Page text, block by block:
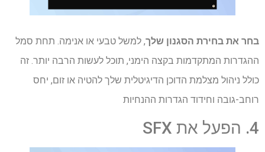
בחר את בחירת הסגנון שלך, למשל טבעי או אנימה. תחת סמל
ההגדרות המתקדמות בקצה הימני, תוכל לעשות הרבה יותר. זה
כולל ניהול מצלמת הדוכן הדיגיטלית שלך להטיה או זום, יחס
רוחב-גובה וחידוד הגדרות ההנחיות
4. הפעל את SFX